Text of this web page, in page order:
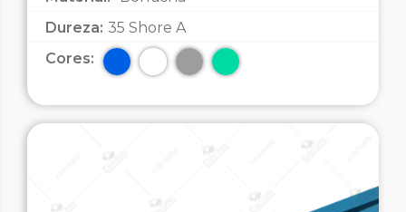
Dureza: 35 Shore A
Cores: